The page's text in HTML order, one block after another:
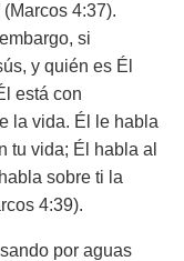
4:37).
si
y quién es Él
está con
la vida. Él le habla
tu vida; Él habla al
sobre ti la
4:39).
por aguas